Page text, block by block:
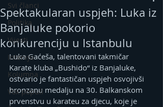
Svi članci
Politika
Vijesti
Intervju
Kolumna
Vox populi
Spektakularan uspjeh: Luka iz
Banjaluke pokorio
konkurenciju u Istanbulu
Luka Gaćeša, talentovani takmičar
Karate kluba „Bushido“ iz Banjaluke,
ostvario je fantastičan uspjeh osvojivši
bronzanu medalju na 30. Balkanskom
prvenstvu u karateu za djecu, koje je